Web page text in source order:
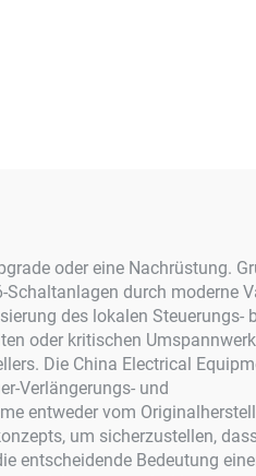
oder eine Nachrüstung.
durch moderne
des lokalen Steuerungs-
oder kritischen
Die China Electrical
Verlängerungs- und
entweder vom
um sicherzustellen,
entscheidende Bedeutung